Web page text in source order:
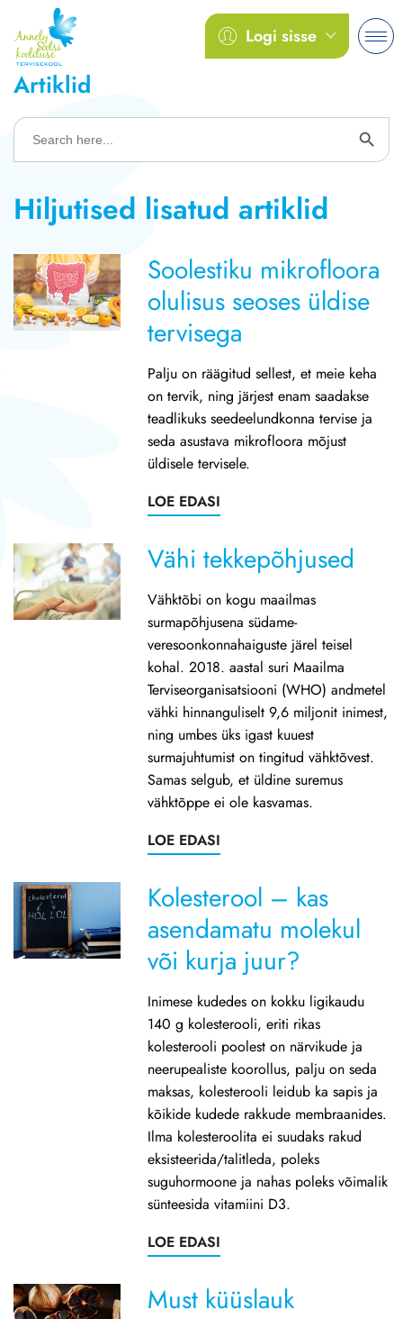
Logi sisse
Artiklid
Search
for:
Hiljutised lisatud artiklid
Soolestiku mikrofloora
olulisus seoses üldise
tervisega
Palju on räägitud sellest, et meie keha
on tervik, ning järjest enam saadakse
teadlikuks seedeelundkonna tervise ja
seda asustava mikrofloora mõjust
üldisele tervisele.
LOE EDASI
Vähi tekkepõhjused
Vähktõbi on kogu maailmas
surmapõhjusena südame-
veresoonkonnahaiguste järel teisel
kohal. 2018. aastal suri Maailma
Terviseorganisatsiooni (WHO) andmetel
vähki hinnanguliselt 9,6 miljonit inimest,
ning umbes üks igast kuuest
surmajuhtumist on tingitud vähktõvest.
Samas selgub, et üldine suremus
vähktõppe ei ole kasvamas.
LOE EDASI
Kolesterool – kas
asendamatu molekul
või kurja juur?
Inimese kudedes on kokku ligikaudu
140 g kolesterooli, eriti rikas
kolesterooli poolest on närvikude ja
neerupealiste koorollus, palju on seda
maksas, kolesterooli leidub ka sapis ja
kõikide kudede rakkude membraanides.
Ilma kolesteroolita ei suudaks rakud
eksisteerida/talitleda, poleks
suguhormoone ja nahas poleks võimalik
sünteesida vitamiini D3.
LOE EDASI
Must küüslauk